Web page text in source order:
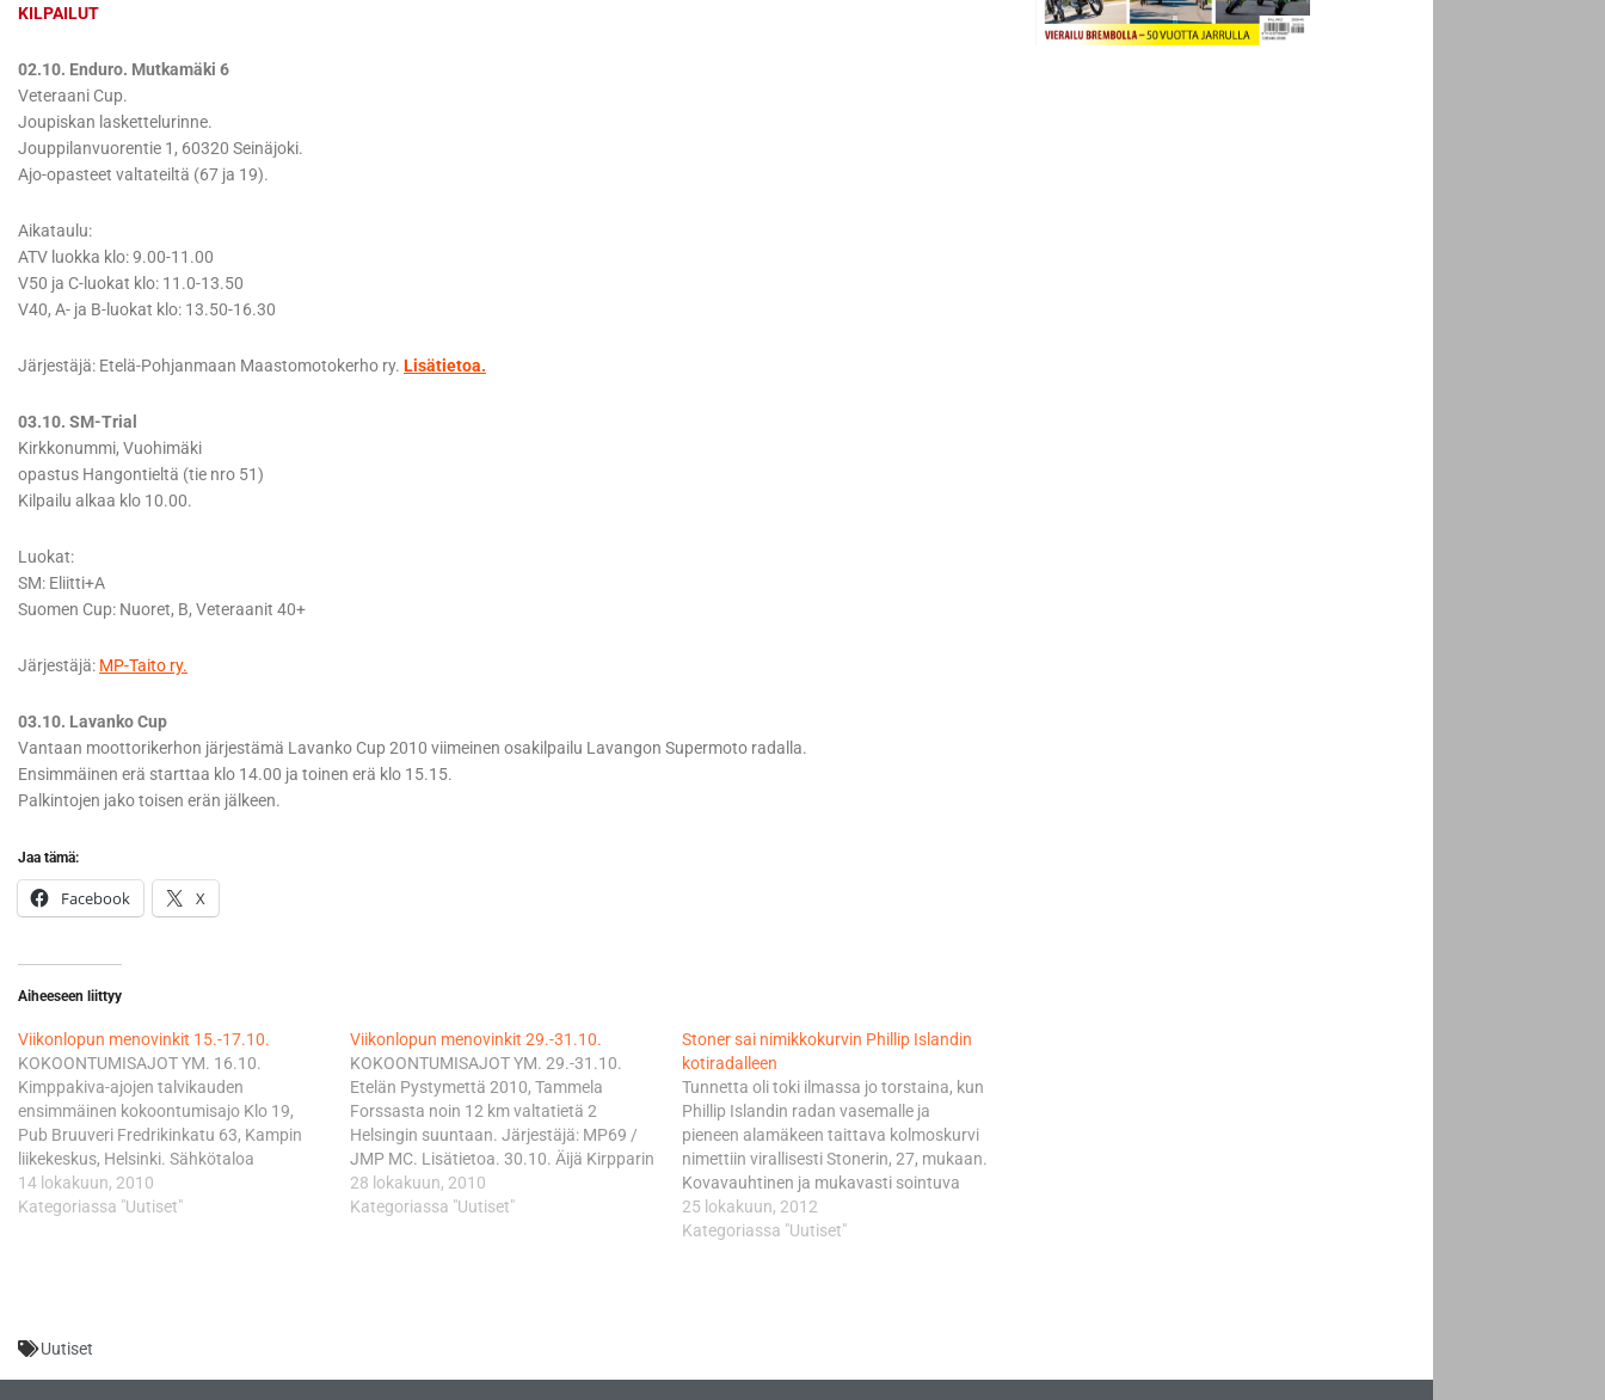
KILPAILUT
02.10. Enduro. Mutkamäki 6
Veteraani Cup.
Joupiskan laskettelurinne.
Jouppilanvuorentie 1, 60320 Seinäjoki.
Ajo-opasteet valtateiltä (67 ja 19).
Aikataulu:
ATV luokka klo: 9.00-11.00
V50 ja C-luokat klo: 11.0-13.50
V40, A- ja B-luokat klo: 13.50-16.30
Järjestäjä: Etelä-Pohjanmaan Maastomotokerho ry. Lisätietoa.
03.10. SM-Trial
Kirkkonummi, Vuohimäki
opastus Hangontieltä (tie nro 51)
Kilpailu alkaa klo 10.00.
Luokat:
SM: Eliitti+A
Suomen Cup: Nuoret, B, Veteraanit 40+
Järjestäjä: MP-Taito ry.
03.10. Lavanko Cup
Vantaan moottorikerhon järjestämä Lavanko Cup 2010 viimeinen osakilpailu Lavangon Supermoto radalla.
Ensimmäinen erä starttaa klo 14.00 ja toinen erä klo 15.15.
Palkintojen jako toisen erän jälkeen.
Jaa tämä:
Facebook X
Aiheeseen liittyy
Viikonlopun menovinkit 15.-17.10.
KOKOONTUMISAJOT YM. 16.10.
Kimppakiva-ajojen talvikauden
ensimmäinen kokoontumisajo Klo 19,
Pub Bruuveri Fredrikinkatu 63, Kampin
liikekeskus, Helsinki. Sähkötaloa
vastapäätä. Lisätietoa. MUUTA MotoGP,
Phillip Island, Australia Suorat lähetykset
(125…
14 lokakuun, 2010
Kategoriassa "Uutiset"
Viikonlopun menovinkit 29.-31.10.
KOKOONTUMISAJOT YM. 29.-31.10.
Etelän Pystymettä 2010, Tammela
Forssasta noin 12 km valtatietä 2
Helsingin suuntaan. Järjestäjä: MP69 /
JMP MC. Lisätietoa. 30.10. Äijä Kirpparin
Romppeet, Laitila Klo 9-15. Lisätietoa.
30.10. Mopo pihakirppis, Salo Klo 10-16.
28 lokakuun, 2010
Kategoriassa "Uutiset"
Stoner sai nimikkokurvin Phillip Islandin
kotiradalleen
Tunnetta oli toki ilmassa jo torstaina, kun
Phillip Islandin radan vasemalle ja
pieneen alamäkeen taittava kolmoskurvi
nimettiin virallisesti Stonerin, 27, mukaan.
Kovavauhtinen ja mukavasti sointuva
”Stoner Corner” lukeutuu niihin
huippupaikkoihin, jossa pyörää limiitillä
25 lokakuun, 2012
Kategoriassa "Uutiset"
Uutiset